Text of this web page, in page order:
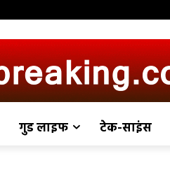
गुड लाइफ टेक-साइंस